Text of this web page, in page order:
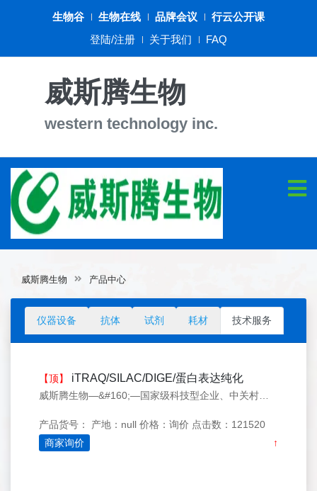
生物谷 生物在线 品牌会议
行云公开课
登陆/注册
关于我们 FAQ
威斯腾生物
western technology inc.
威斯腾生物 产品中心
仪器设备 抗体 试剂 耗材 技术服务
【顶】 iTRAQ/SILAC/DIGE/蛋白表达纯化
产品货号： 产地：null 价格：询价 点击数：121520
商家询价
↑